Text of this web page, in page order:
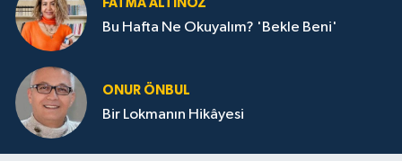
FATMA ALTINÖZ
Bu Hafta Ne Okuyalım? 'Bekle Beni'
ONUR ÖNBUL
Bir Lokmanın Hikâyesi